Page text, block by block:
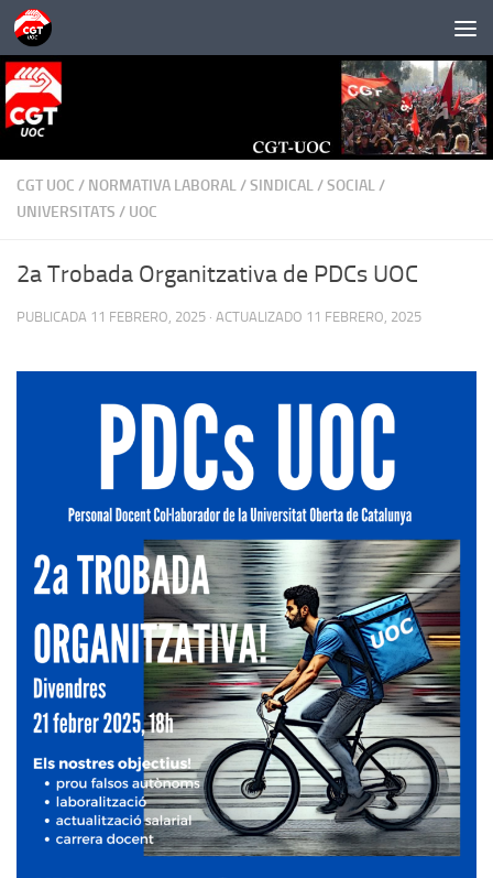
Saltar al contenido
CGT UOC / NORMATIVA LABORAL/SINDICAL/SOCIAL/
UNIVERSITATS / UOC
2a Trobada Organitzativa de PDCs UOC
PUBLICADA 11 FEBRERO, 2025 · ACTUALIZADO 11 FEBRERO, 2025